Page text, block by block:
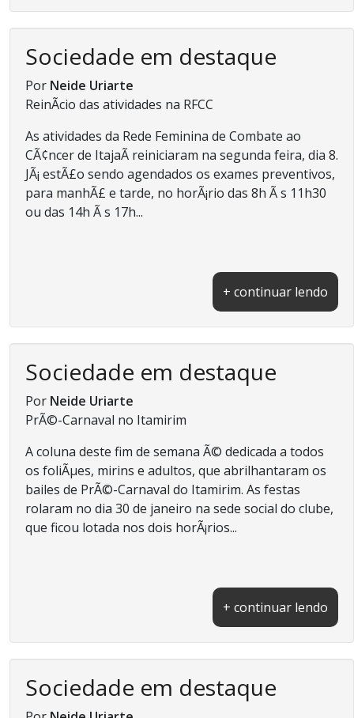
Sociedade em destaque
Por Neide Uriarte
ReinÃ­cio das atividades na RFCC
As atividades da Rede Feminina de Combate ao
CÃ¢ncer de ItajaÃ­ reiniciaram na segunda feira, dia 8.
JÃ¡ estÃ£o sendo agendados os exames preventivos,
para manhÃ£ e tarde, no horÃ¡rio das 8h Ã s 11h30
ou das 14h Ã s 17h...
+ continuar lendo
Sociedade em destaque
Por Neide Uriarte
PrÃ©-Carnaval no Itamirim
A coluna deste fim de semana Ã© dedicada a todos
os foliÃµes, mirins e adultos, que abrilhantaram os
bailes de PrÃ©-Carnaval do Itamirim. As festas
rolaram no dia 30 de janeiro na sede social do clube,
que ficou lotada nos dois horÃ¡rios...
+ continuar lendo
Sociedade em destaque